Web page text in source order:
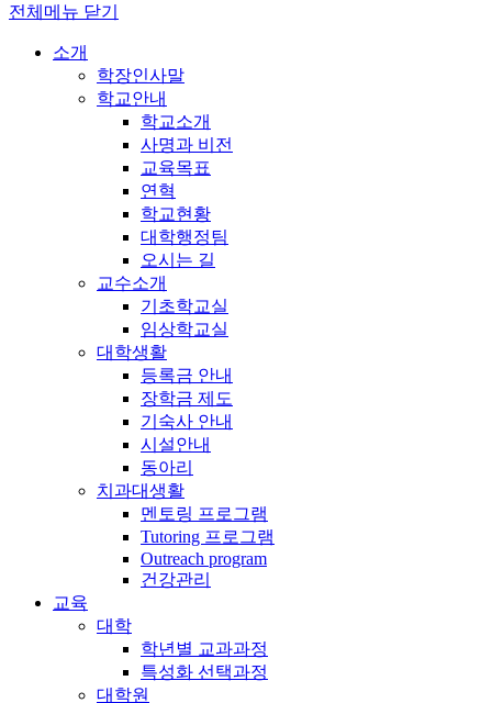
전체메뉴 닫기
소개
학장인사말
학교안내
학교소개
사명과 비전
교육목표
연혁
학교현황
대학행정팀
오시는 길
교수소개
기초학교실
임상학교실
대학생활
등록금 안내
장학금 제도
기숙사 안내
시설안내
동아리
치과대생활
멘토링 프로그램
Tutoring 프로그램
Outreach program
건강관리
교육
대학
학년별 교과과정
특성화 선택과정
대학원